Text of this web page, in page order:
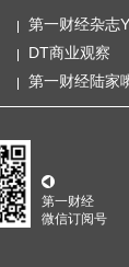
第一财经杂志
DT商业观察
第一财经陆家
第一财经
微信订阅号